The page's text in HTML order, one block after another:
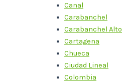
Canal
Carabanchel
Carabanchel Alto
Cartagena
Chueca
Ciudad Lineal
Colombia